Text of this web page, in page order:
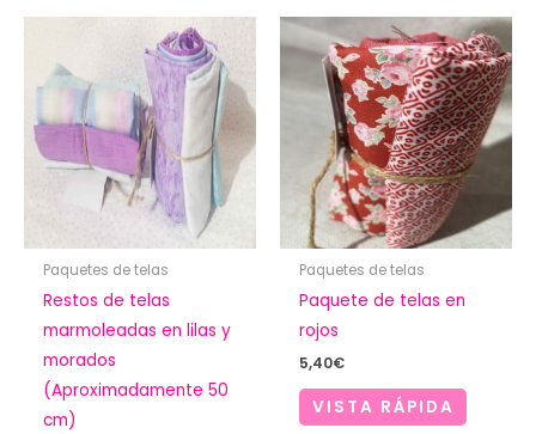
Paquetes de telas
Restos de telas
marmoleadas en lilas y
morados
(Aproximadamente 50
cm)
Paquetes de telas
Paquete de telas en
rojos
5,40€
VISTA RÁPIDA